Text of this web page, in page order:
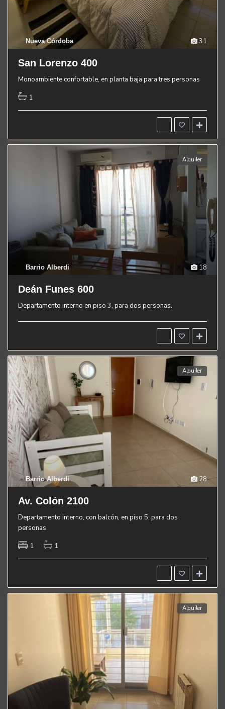
31
Nueva Córdoba
San Lorenzo 400
Monoambiente confortable, en planta baja para tres personas
1
18
Barrio Alberdi
Alquiler
Deán Funes 600
Departamento interno en piso 3, para dos personas.
28
Barrio Alberdi
Alquiler
Av. Colón 2100
Departamento interno, con balcón, en piso 5, para dos
personas.
1 1
Alquiler